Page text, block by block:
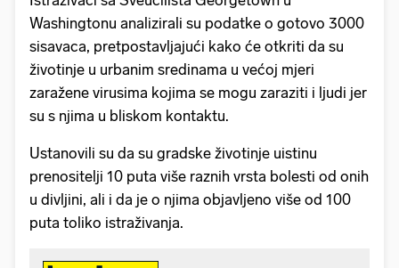
Washingtonu analizirali su podatke o gotovo 3000
sisavaca, pretpostavljajući kako će otkriti da su
životinje u urbanim sredinama u većoj mjeri
zaražene virusima kojima se mogu zaraziti i ljudi jer
su s njima u bliskom kontaktu.
Ustanovili su da su gradske životinje uistinu
prenositelji 10 puta više raznih vrsta bolesti od onih
u divljini, ali i da je o njima objavljeno više od 100
puta toliko istraživanja.